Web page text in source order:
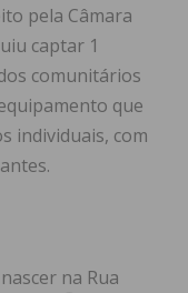
pela Câmara
captar 1
comunitários
que
individuais, com
na Rua